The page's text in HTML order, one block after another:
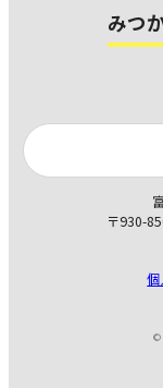
みつ
〒930-
©